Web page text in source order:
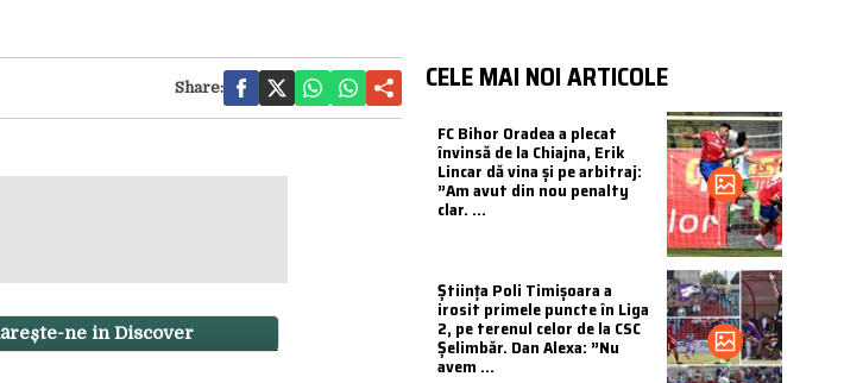
Share:
ne in Discover
CELE MAI NOI ARTICOLE
FC Bihor Oradea a plecat
învinsă de la Chiajna, Erik
Lincar dă vina și pe arbitraj:
”Am avut din nou penalty
clar. ...
Știința Poli Timișoara a
irosit primele puncte în Liga
2, pe terenul celor de la CSC
Șelimbăr. Dan Alexa: ”Nu
avem ...